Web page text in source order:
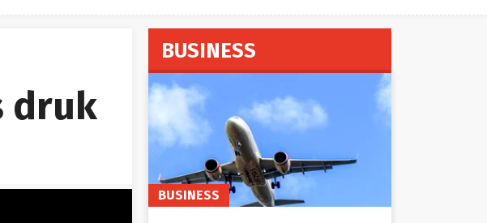
druk
BUSINESS
BUSINESS